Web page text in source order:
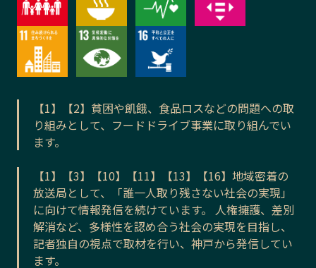
【1】【2】貧困や飢餓、食品ロスなどの問題への取
り組みとして、フードドライブ事業に取り組んでい
ます。
【1】【3】【10】【11】【13】【16】地域密着の
放送局として、「誰一人取り残さない社会の実現」
に向けて情報発信を続けています。 人権擁護、差別
解消など、多様性を認め合う社会の実現を目指し、
記者独自の視点で取材を行い、神戸から発信してい
ます。